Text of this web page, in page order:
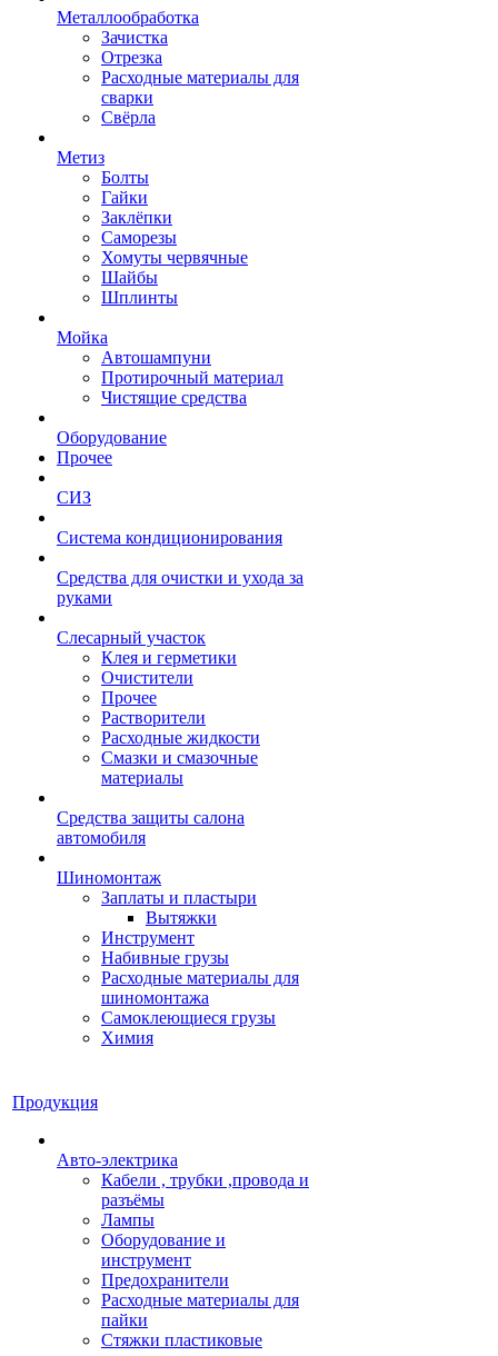
Металлообработка
Зачистка
Отрезка
Расходные материалы для
сварки
Свёрла
Метиз
Болты
Гайки
Заклёпки
Саморезы
Хомуты червячные
Шайбы
Шплинты
Мойка
Автошампуни
Протирочный материал
Чистящие средства
Оборудование
Прочее
СИЗ
Система кондиционирования
Средства для очистки и ухода за
руками
Слесарный участок
Клея и герметики
Очистители
Прочее
Растворители
Расходные жидкости
Смазки и смазочные
материалы
Средства защиты салона
автомобиля
Шиномонтаж
Заплаты и пластыри
Вытяжки
Инструмент
Набивные грузы
Расходные материалы для
шиномонтажа
Самоклеющиеся грузы
Химия
Продукция
Авто-электрика
Кабели , трубки ,провода и
разъёмы
Лампы
Оборудование и
инструмент
Предохранители
Расходные материалы для
пайки
Стяжки пластиковые